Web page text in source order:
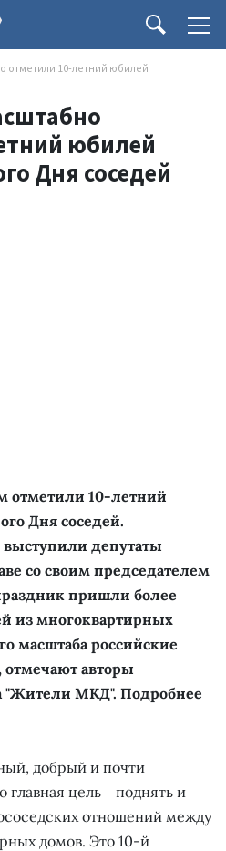
отметили 10-летний юбилей
юбилей
Дня соседей
отметили 10-летний
Дня соседей.
выступили депутаты
со своим председателем
пришли более
из многоквартирных
масштаба российские
авторы
"Жители МКД". Подробнее
добрый и почти
цель ‒ поднять и
отношений между
домов. Это 10-й